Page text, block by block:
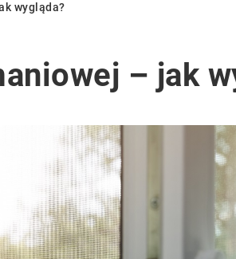
wygląda?
– jak